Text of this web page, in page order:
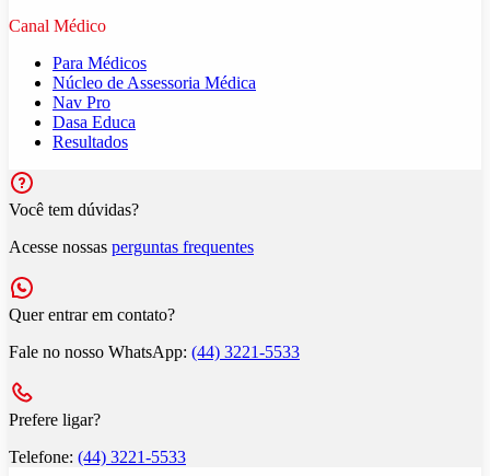
Canal Médico
Para Médicos
Núcleo de Assessoria Médica
Nav Pro
Dasa Educa
Resultados
Você tem dúvidas?
Acesse nossas perguntas frequentes
Quer entrar em contato?
Fale no nosso WhatsApp: (44) 3221-5533
Prefere ligar?
Telefone: (44) 3221-5533